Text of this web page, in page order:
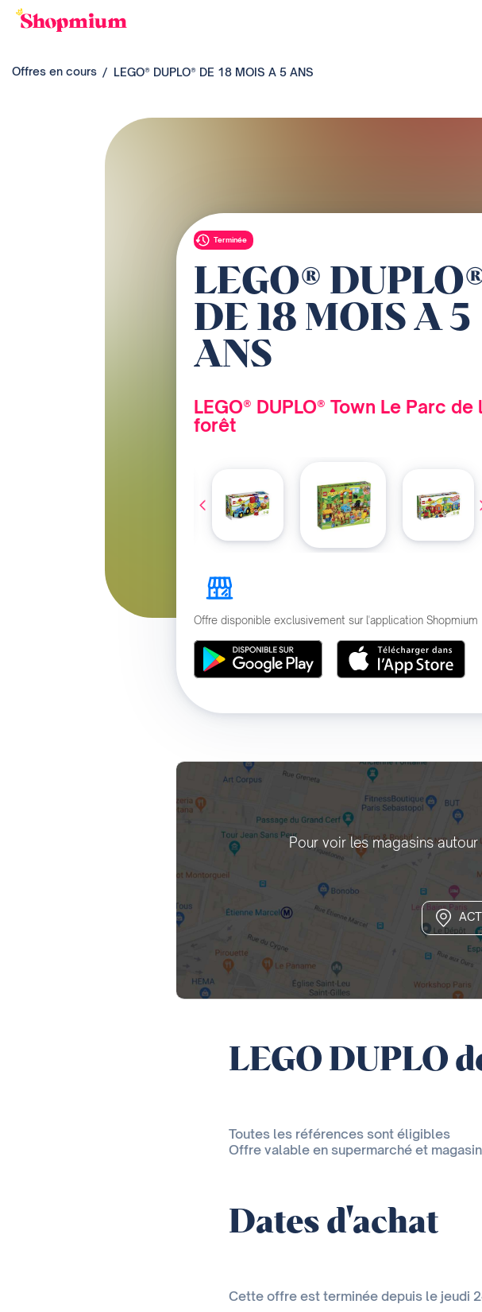
Offres en cours LEGO® DUPLO® DE 18 MOIS A 5 ANS
Terminée
LEGO®
DE 18 MOIS A 5
ANS
LEGO® DUPLO® Town Le Parc de
forêt
Offre disponible exclusivement sur l'application Shopmium
Pour voir les magasins
LEGO DUPLO
Toutes les références sont éligibles
Offre valable en supermarché et
Dates d'achat
Cette offre est terminée depuis le jeudi